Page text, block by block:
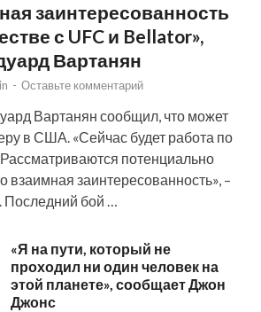
заинтересованность
с UFC и Bellator»,
Вартанян
- Оставьте комментарий
Вартанян сообщил, что может
в США. «Сейчас будет работа по
потенциально
взаимная заинтересованность», –
Последний бой …
«Я на пути, который не
проходил ни один человек на
этой планете», сообщает Джон
Джонс